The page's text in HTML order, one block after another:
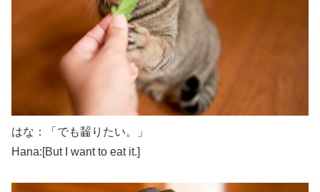
はな：「でも齧りたい。」
Hana:[But I want to eat it.]